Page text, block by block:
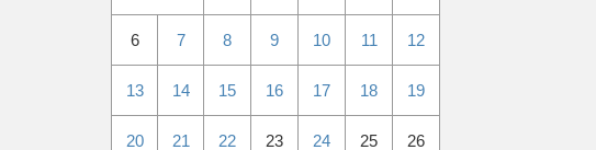
6 7 8 9 10 11 12
13 14 15 16 17 18 19
20 21 22 23 24 25 26